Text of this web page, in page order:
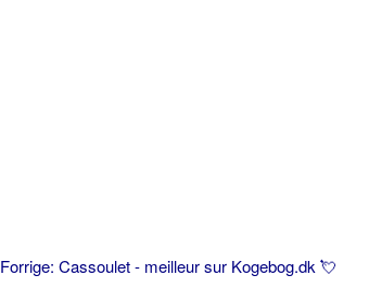
Forrige: Cassoulet - meilleur sur Kogebog.dk 💘